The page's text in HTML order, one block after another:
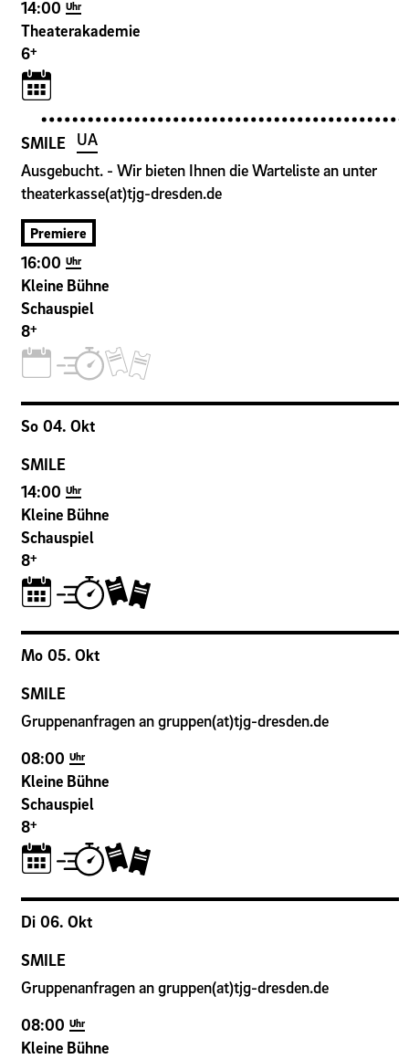
14:00 Uhr
6+
Theaterakademie
SMILE
UA
Ausgebucht. - Wir bieten Ihnen die Warteliste an unter
theaterkasse(at)tjg-dresden.de
Premiere
16:00 Uhr
8+
Kleine Bühne
Schauspiel
So 04. Okt
SMILE
14:00 Uhr
8+
Kleine Bühne
Schauspiel
Mo 05. Okt
SMILE
Gruppenanfragen an gruppen(at)tjg-dresden.de
08:00 Uhr
8+
Kleine Bühne
Schauspiel
Di 06. Okt
SMILE
Gruppenanfragen an gruppen(at)tjg-dresden.de
08:00 Uhr
Kleine Bühne